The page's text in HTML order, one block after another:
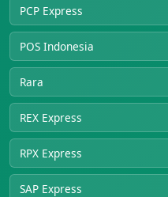
PCP Express
POS Indonesia
Rara
REX Express
RPX Express
SAP Express